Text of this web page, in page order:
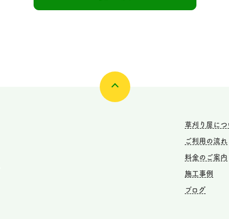
草刈り屋につ
ご利用の流れ
料金のご案内
施工事例
ブログ